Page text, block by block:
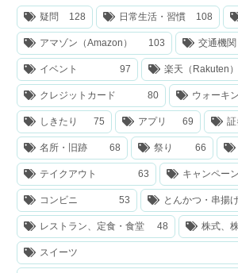
疑問 128 日常生活・習慣 108
アマゾン（Amazon） 103 交通機
イベント 97 楽天（Rakuten）
クレジットカード 80 ウォーキ
しきたり 75 アプリ 69 証
名所・旧跡 68 祭り 66
テイクアウト 63 キャンペーン
コンビニ 53 とんかつ・串揚
レストラン、定食・食堂 48 株式、
スイーツ